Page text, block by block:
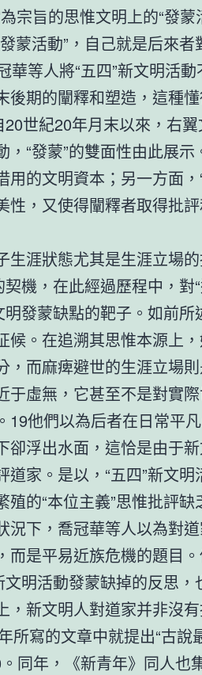
宗旨的思惟文明上的“發蒙
蒙活動”，自己就是后來
華等人將“五四”新文明活
後期的闡釋和塑造，這種
20世紀20年月末以來，右
，“發蒙”的雙面性由此展
的文明資本；另一方面，
性，又使得闡釋者取得批
生涯狀態尤其是生涯立場
契機，在此經過歷程中，對
明發蒙缺點的靶子。如前
候。在追溯其思惟本源上
，而麻痺避世的生涯立場
于虛無，它甚至不是對實
19他們以為后者在日常平
卻浮出水面，這恰是由于
道家。是以，“五四”新文
的“本位主義”思惟批評缺
況下，喬冠華等人以為對
而是平易近族危機的題目
文明活動發蒙缺掉的反思
，新文明人對道家并非沒
所寫的文章中就提出“古說
同年，《新青年》同人也